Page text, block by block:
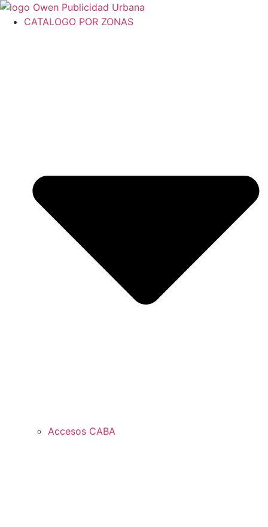
Ir
CATALOGO POR ZONAS
Accesos CABA